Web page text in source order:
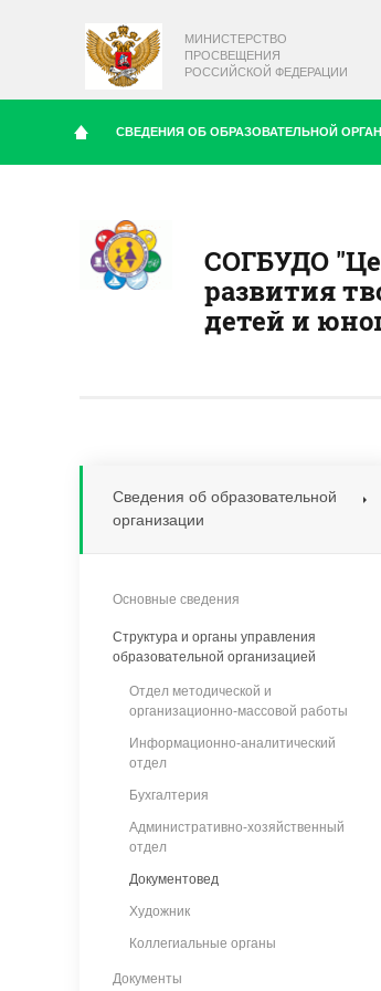
МИНИСТЕРСТВО
ПРОСВЕЩЕНИЯ
РОССИЙСКОЙ ФЕДЕРАЦИИ
СВЕДЕНИЯ ОБ ОБРАЗОВАТЕЛЬНОЙ
СОГБУДО
развития
детей и
Сведения об образовательной
организации
Основные сведения
Структура и органы управления
образовательной организацией
Отдел методической и
организационно-массовой работы
Информационно-аналитический
отдел
Бухгалтерия
Административно-хозяйственный
отдел
Документовед
Художник
Коллегиальные органы
Документы